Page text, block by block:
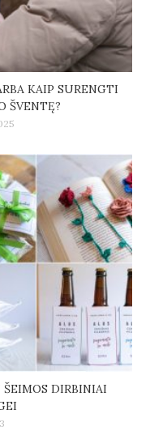
KAIP SURENGTI
ŠVENTĘ?
DIRBINIAI